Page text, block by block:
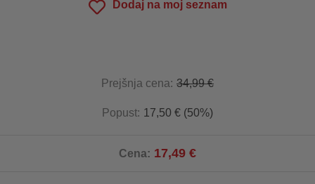
Dodaj na moj seznam
Prejšnja cena: 34,99 €
Popust: 17,50 € (50%)
Cena: 17,49 €